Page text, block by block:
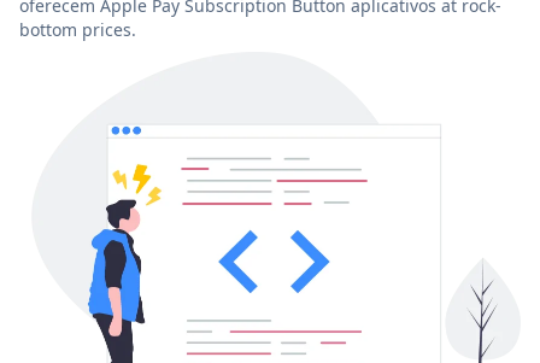
oferecem Apple Pay Subscription Button aplicativos at rock-
bottom prices.